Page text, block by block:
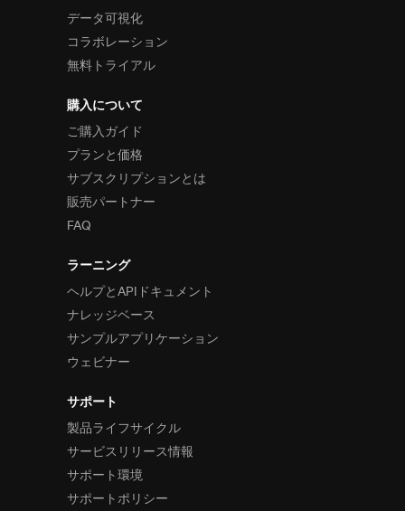
データ可視化
コラボレーション
無料トライアル
購入について
ご購入ガイド
プランと価格
サブスクリプションとは
販売パートナー
FAQ
ラーニング
ヘルプとAPIドキュメント
ナレッジベース
サンプルアプリケーション
ウェビナー
サポート
製品ライフサイクル
サービスリリース情報
サポート環境
サポートポリシー